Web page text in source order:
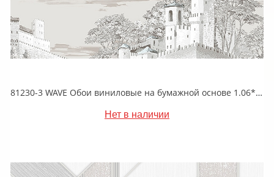
81230-3 WAVE Обои виниловые на бумажной основе 1.06*15.5
Нет в наличии